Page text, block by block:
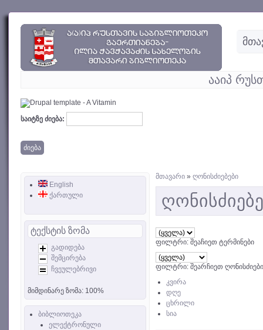
ააიპ
საიტზე ძიება:
English
ქართული
ტექსტის ზომა
გადიდება
შემცირება
ჩვეულებრივი
მიმდინარე ზომა: 100%
ბიბლიოთეკა
ელექტრონული
მთავარი » ღონისძიებები
ფილტრი: შეაჩიეთ ტერმინები
ფილტრი: შეარჩიეთ
კვირა
დღე
ცხრილი
სია